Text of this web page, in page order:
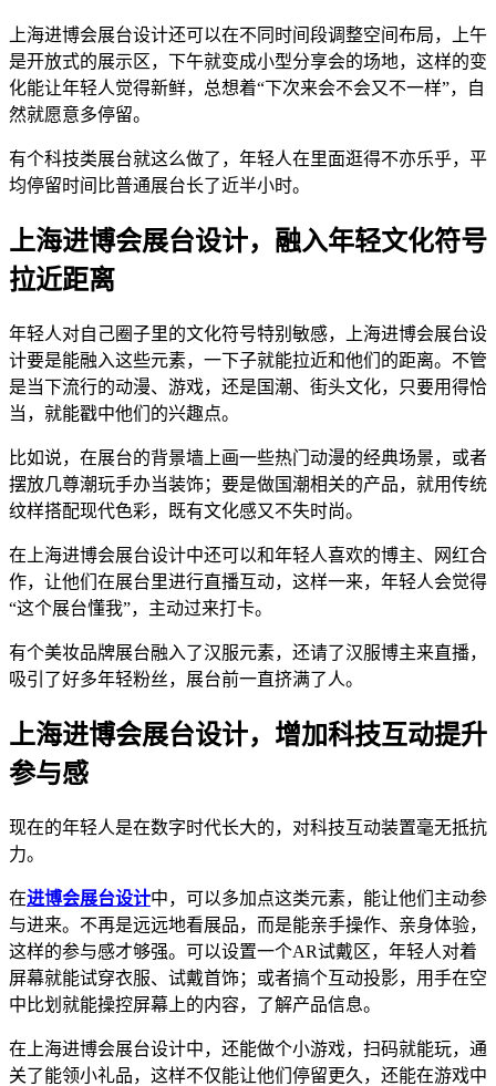
上海进博会展台设计还可以在不同时间段调整空间布局，上午
是开放式的展示区，下午就变成小型分享会的场地，这样的变
化能让年轻人觉得新鲜，总想着“下次来会不会又不一样”，自
然就愿意多停留。
有个科技类展台就这么做了，年轻人在里面逛得不亦乐乎，平
均停留时间比普通展台长了近半小时。
上海进博会展台设计，融入年轻文化符号
拉近距离
年轻人对自己圈子里的文化符号特别敏感，上海进博会展台设
计要是能融入这些元素，一下子就能拉近和他们的距离。不管
是当下流行的动漫、游戏，还是国潮、街头文化，只要用得恰
当，就能戳中他们的兴趣点。
比如说，在展台的背景墙上画一些热门动漫的经典场景，或者
摆放几尊潮玩手办当装饰；要是做国潮相关的产品，就用传统
纹样搭配现代色彩，既有文化感又不失时尚。
在上海进博会展台设计中还可以和年轻人喜欢的博主、网红合
作，让他们在展台里进行直播互动，这样一来，年轻人会觉得
“这个展台懂我”，主动过来打卡。
有个美妆品牌展台融入了汉服元素，还请了汉服博主来直播，
吸引了好多年轻粉丝，展台前一直挤满了人。
上海进博会展台设计，增加科技互动提升
参与感
现在的年轻人是在数字时代长大的，对科技互动装置毫无抵抗
力。
在进博会展台设计中，可以多加点这类元素，能让他们主动参
与进来。不再是远远地看展品，而是能亲手操作、亲身体验，
这样的参与感才够强。可以设置一个AR试戴区，年轻人对着
屏幕就能试穿衣服、试戴首饰；或者搞个互动投影，用手在空
中比划就能操控屏幕上的内容，了解产品信息。
在上海进博会展台设计中，还能做个小游戏，扫码就能玩，通
关了能领小礼品，这样不仅能让他们停留更久，还能在游戏中